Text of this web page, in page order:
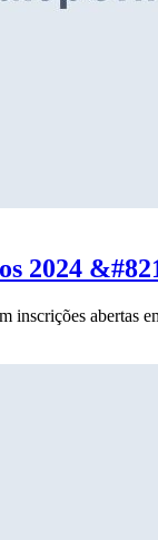
2024
inscrições abertas